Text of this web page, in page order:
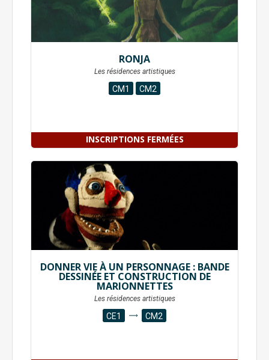
INSCRIPTIONS FERMÉES
RONJA
Les résidences artistiques
CM1 CM2
DONNER VIE À UN PERSONNAGE : BANDE
DESSINÉE ET CONSTRUCTION DE
MARIONNETTES
Les résidences artistiques
CE1 CM2